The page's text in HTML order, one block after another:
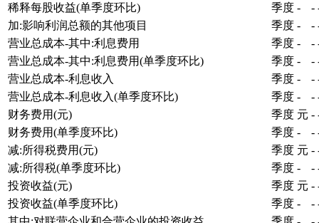
稀释每股收益(单季度环比)
季度 - -
加:影响利润总额的其他项目
季度 - -
营业总成本-其中:利息费用
季度 - -
营业总成本-其中:利息费用(单季度环比)
季度 - -
营业总成本-利息收入
季度 - -
营业总成本-利息收入(单季度环比)
季度 - -
财务费用(元)
季度 元 -
财务费用(单季度环比)
季度 - -
减:所得税费用(元)
季度 元 -
减:所得税(单季度环比)
季度 - -
投资收益(元)
季度 元 -
投资收益(单季度环比)
季度 - -